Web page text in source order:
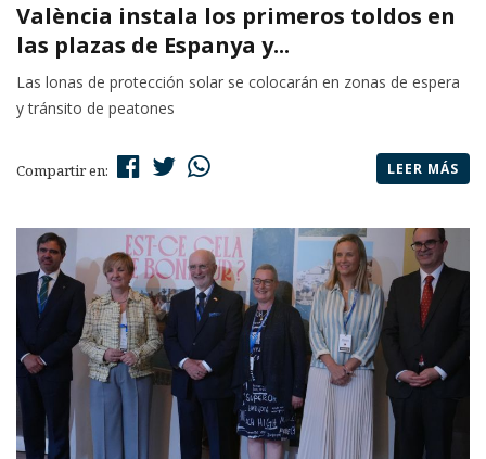
València instala los primeros toldos en
las plazas de Espanya y...
Las lonas de protección solar se colocarán en zonas de espera
y tránsito de peatones
Compartir en: LEER MÁS